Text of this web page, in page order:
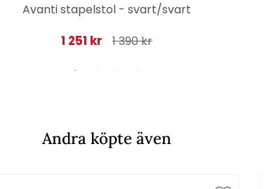
Avanti stapelstol - svart/svart
1 251 kr 1 390 kr
Andra köpte även